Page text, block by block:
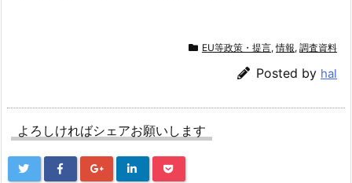
EU等政策・提言,情報, 調査資料
Posted by hal
よろしければシェアお願いします